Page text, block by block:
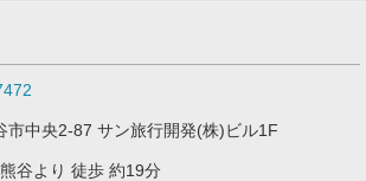
市中央2-87 サン旅行開発(株)ビル1F
谷より 徒歩 約19分